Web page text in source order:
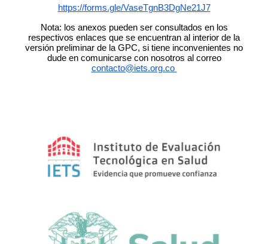
https://forms.gle/VaseTgnB3DgNe21J7
Nota: los anexos pueden ser consultados en los
respectivos enlaces que se encuentran al interior de la
versión preliminar de la GPC, si tiene inconvenientes no
dude en comunicarse con nosotros al correo
contacto@iets.org.co